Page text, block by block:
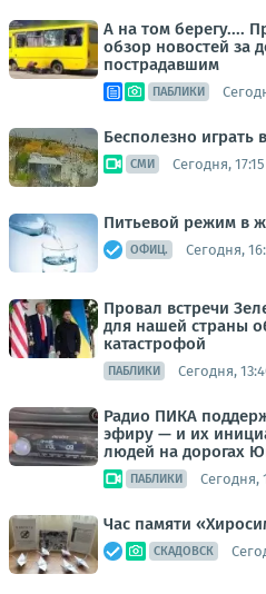
А на том берегу....
обзор новостей за
пострадавшим
ПАБЛИКИ
Бесполезно играть
СМИ Сегодня, 17:15
Питьевой режим в
ОФИЦ. Сегодня,
Провал встречи
для нашей страны
катастрофой
ПАБЛИКИ Сегодня,
Радио ПИКА
эфиру — и их
людей на дорогах
ПАБЛИКИ Сегодня,
Час памяти
СКАДОВСК